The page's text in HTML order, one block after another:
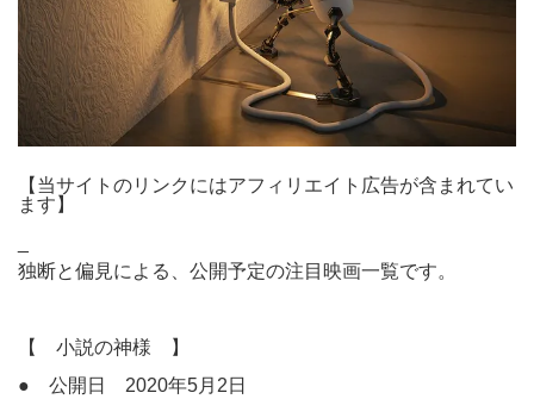
【当サイトのリンクにはアフィリエイト広告が含まれてい
ます】
独断と偏見による、公開予定の注目映画一覧です。
【 小説の神様 】
● 公開日 2020年5月2日